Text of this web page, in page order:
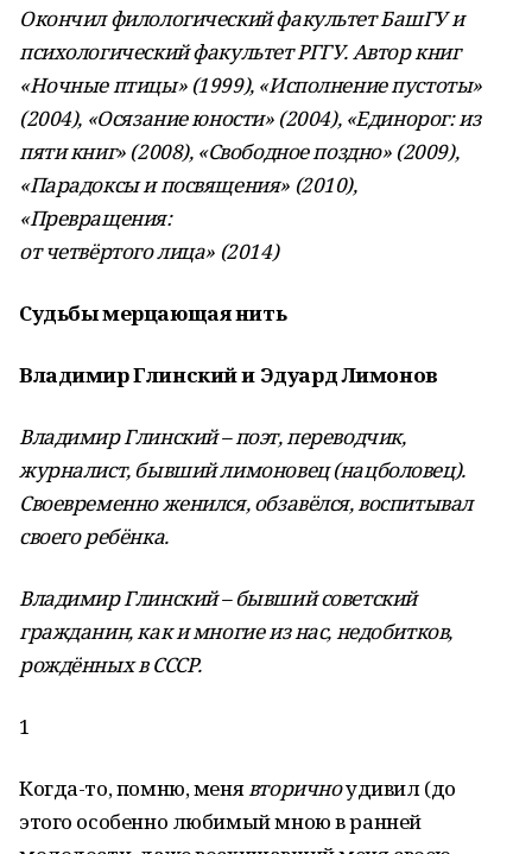
Окончил филологический факультет БашГУ и
психологический факультет РГГУ. Автор книг
«Ночные птицы» (1999), «Исполнение пустоты»
(2004), «Осязание юности» (2004), «Единорог: из
пяти книг» (2008), «Свободное поздно» (2009),
«Парадоксы и посвящения» (2010),
«Превращения:
от четвёртого лица» (2014)
Судьбы мерцающая нить
Владимир Глинский и Эдуард Лимонов
Владимир Глинский – поэт, переводчик,
журналист, бывший лимоновец (нацболовец).
Своевременно женился, обзавёлся, воспитывал
своего ребёнка.
Владимир Глинский – бывший советский
гражданин, как и многие из нас, недобитков,
рождённых в СССР.
1
Когда-то, помню, менявторичноудивил (до
этого особенно любимый мною в ранней